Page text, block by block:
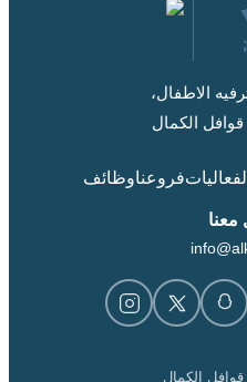
الاطفال،
الكمال
الفعالياتفروعناوظائف
معنا